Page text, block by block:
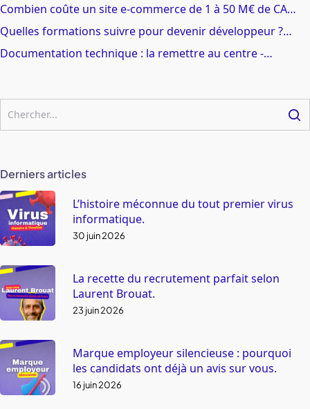
Combien coûte un site e-commerce de 1 à 50 M€ de CA…
Quelles formations suivre pour devenir développeur ?…
Documentation technique : la remettre au centre -…
Derniers articles
L’histoire méconnue du tout premier virus
informatique.
30 juin 2026
La recette du recrutement parfait selon
Laurent Brouat.
23 juin 2026
Marque employeur silencieuse : pourquoi
les candidats ont déjà un avis sur vous.
16 juin 2026